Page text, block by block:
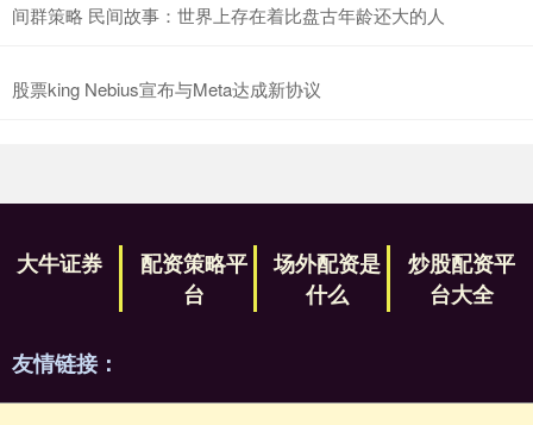
间群策略 民间故事：世界上存在着比盘古年龄还大的人
股票king Nebius宣布与Meta达成新协议
大牛证券
配资策略平
台
场外配资是
什么
炒股配资平
台大全
友情链接：